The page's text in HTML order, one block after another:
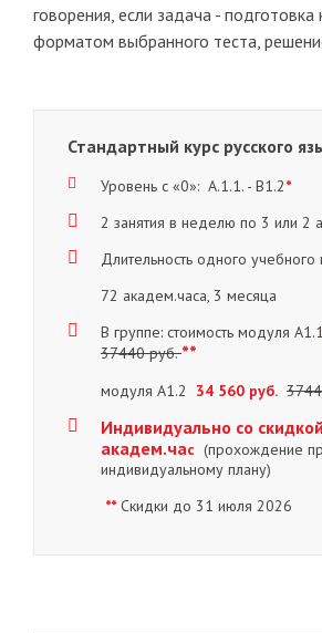
говорения, если задача -
форматом выбранного теста,
Стандартный курс русского
Уровень с «0»: А.1.1. - В1.2*
2 занятия в неделю по 3 или 2
Длительность одного
72 академ.часа, 3 месяца
В группе: стоимость модуля А1.1
37440 руб.**
модуля А1.2 34 560 руб.
Индивидуально со скидкой
академ.час (прохождение
индивидуальному плану)
** Скидки до 31 июля 2026